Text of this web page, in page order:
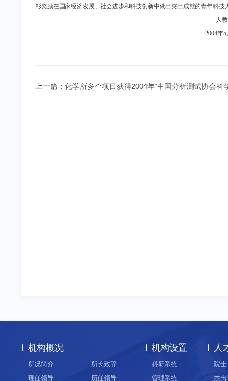
彰奖励在国家经济发展、社会进步和科技创新中做出突出成就的青年科
人教
2004年5
上一篇： 化学所多个项目获得2004年“中国分析测试协会科
机构概况
所况简介
所长致辞
现任领导
历任领导
机构设置
科研系统
管理系统
人
院士
杰出